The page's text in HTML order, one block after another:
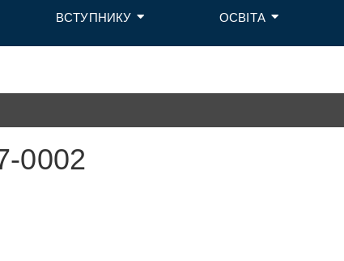
ВСТУПНИКУ ОСВІТА
0002